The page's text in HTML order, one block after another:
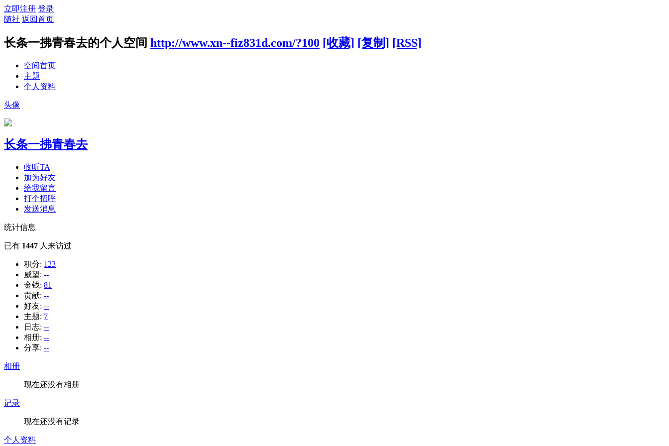
立即注册 登录
随社 返回首页
长条一拂青春去的个人空间 http://www.xn--fiz831d.com/?100 [收藏] [复制] [RSS]
空间首页
主题
个人资料
头像
长条一拂青春去
收听TA
加为好友
给我留言
打个招呼
发送消息
统计信息
已有 1447 人来访过
积分: 123
威望: --
金钱: 81
贡献: --
好友: --
主题: 7
日志: --
相册: --
分享: --
相册
现在还没有相册
记录
现在还没有记录
个人资料